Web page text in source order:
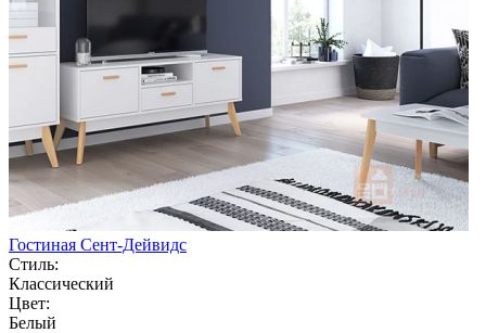
Гостиная Сент-Дейвидс
Стиль:
Классический
Цвет:
Белый